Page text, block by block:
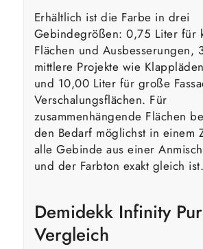
Erhältlich ist die Farbe in drei
Gebindegrößen: 0,75 Liter für
Flächen und Ausbesserungen,
mittlere Projekte wie
und 10,00 Liter für große
Verschalungsflächen. Für
zusammenhängende Flächen
den Bedarf möglichst in einem
alle Gebinde aus einer
und der Farbton exakt gleich ist.
Demidekk Infinity
Vergleich